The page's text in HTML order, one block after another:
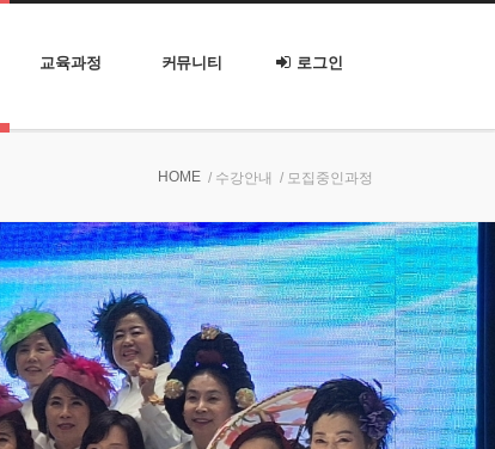
교육과정 커뮤니티 로그인
HOME / 수강안내 / 모집중인과정